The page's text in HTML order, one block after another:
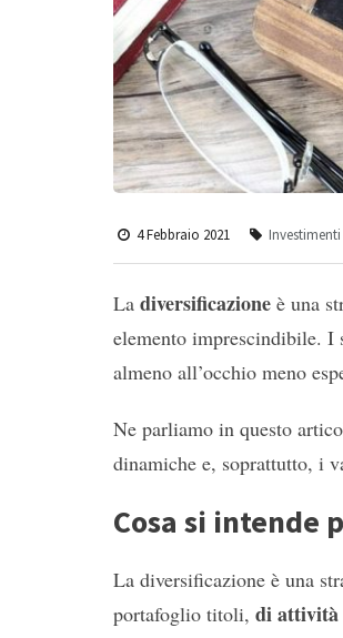
4 Febbraio 2021 Investimenti
La diversificazione è una
elemento imprescindibile. I
almeno all’occhio meno
Ne parliamo in questo
dinamiche e, soprattutto, i
Cosa si intende
La diversificazione è una
portafoglio titoli, di attività